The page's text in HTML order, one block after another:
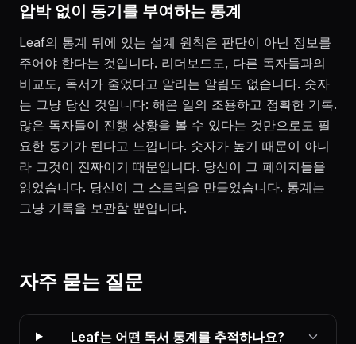
압박 없이 동기를 부여하는 통계
Leaf의 통계 뒤에 있는 설계 원칙은 판단이 아닌 정보를
주어야 한다는 것입니다. 리더보드도, 다른 독자들과의
비교도, 독서가 줄었다고 알리는 알림도 없습니다. 숫자
는 그냥 당신 것입니다: 해온 일의 조용하고 정확한 기록.
많은 독자들이 진행 상황을 볼 수 있다는 것만으로도 필
요한 동기가 된다고 느낍니다. 숫자가 높기 때문이 아니
라 그것이 진짜이기 때문입니다. 당신이 그 페이지들을
읽었습니다. 당신이 그 스트릭을 만들었습니다. 통계는
그냥 기록을 보관할 뿐입니다.
자주 묻는 질문
Leaf는 어떤 독서 통계를 추적하나요?